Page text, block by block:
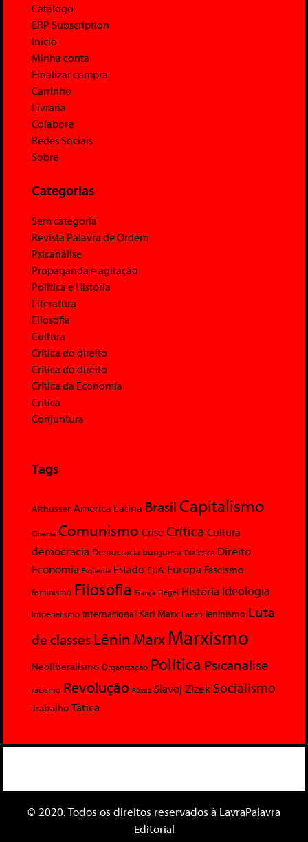
Catálogo
ERP Subscription
Início
Minha conta
Finalizar compra
Carrinho
Livraria
Colabore
Redes Sociais
Sobre
Categorias
Sem categoria
Revista Palavra de Ordem
Psicanálise
Propaganda e agitação
Política e História
Literatura
Filosofia
Cultura
Crítica do direito
Crítica do direito
Crítica da Economia
Crítica
Conjuntura
Tags
Althusser América Latina Brasil Capitalismo
Cinema Comunismo Crise Crítica Cultura
democracia Democracia burguesa Dialética Direito
Economia Esquerda Estado EUA Europa Fascismo
feminismo Filosofia França Hegel História Ideologia
Imperialismo Internacional Karl Marx Lacan leninismo Luta
de classesLênin MarxMarxismo
Neoliberalismo Organização Política Psicanalise
racismo Revolução Rússia Slavoj Zizek Socialismo
Trabalho Tática
© 2020. Todos os direitos reservados à LavraPalavra
Editorial